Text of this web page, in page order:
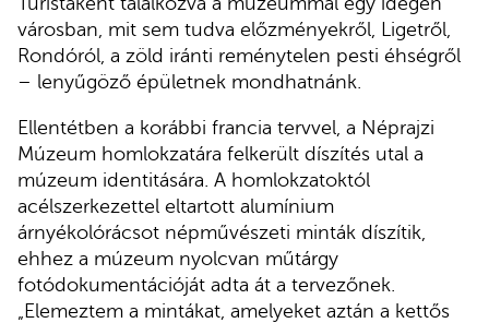
városban, mit sem tudva előzményekről, Ligetről,
Rondóról, a zöld iránti reménytelen pesti éhségről
– lenyűgöző épületnek mondhatnánk.
Ellentétben a korábbi francia tervvel, a Néprajzi
Múzeum homlokzatára felkerült díszítés utal a
múzeum identitására. A homlokzatoktól
acélszerkezettel eltartott alumínium
árnyékolórácsot népművészeti minták díszítik,
ehhez a múzeum nyolcvan műtárgy
fotódokumentációját adta át a tervezőnek.
„Elemeztem a mintákat, amelyeket aztán a kettős